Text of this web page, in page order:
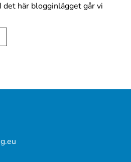
det här blogginlägget går vi
och ger tips om hur du kan
i ditt eget arbete som
värderingar som